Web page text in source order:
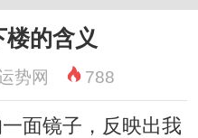
的含义
势网 788
面镜子，反映出我